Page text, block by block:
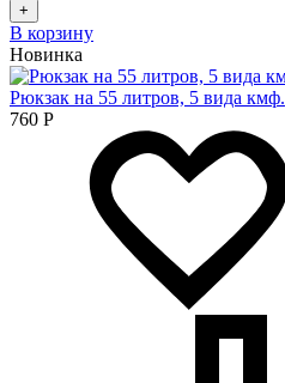
+
В корзину
Новинка
Рюкзак на 55 литров, 5 вида кмф.
760 Р